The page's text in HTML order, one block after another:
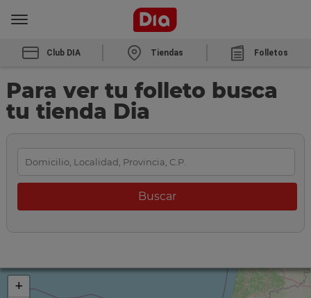
Club DIA Tiendas Folletos
Para ver tu folleto busca
tu tienda Dia
+